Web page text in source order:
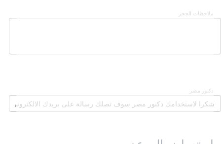
ملاحظات الحجز
دكنور مصر